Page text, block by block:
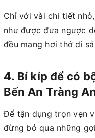
Chỉ với vài chi tiết
như được đưa ngược
đều mang hơi thở di
4. Bí kíp để có
Bến An Tràng
Để tận dụng trọn vẹn
đừng bỏ qua những